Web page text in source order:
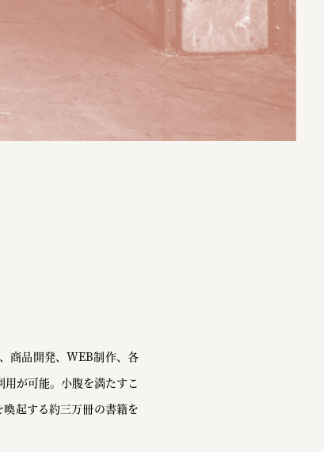
商品開発、WEB制作、各
が可能。小腹を満たすこ
起する約三万冊の書籍を